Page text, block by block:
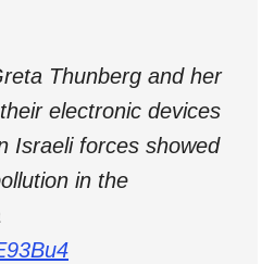
Thunberg and her
electronic devices
Israeli forces showed
in the